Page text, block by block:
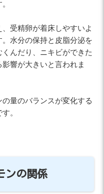
受精卵が着床しやすいよ
水分の保持と皮脂分泌を
んだり、ニキビができた
響が大きいと言われま
量のバランスが変化する
。
ンの関係